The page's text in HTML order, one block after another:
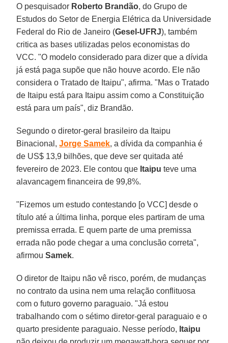
O pesquisador Roberto Brandão, do Grupo de
Estudos do Setor de Energia Elétrica da Universidade
Federal do Rio de Janeiro (Gesel-UFRJ), também
critica as bases utilizadas pelos economistas do
VCC. "O modelo considerado para dizer que a dívida
já está paga supõe que não houve acordo. Ele não
considera o Tratado de Itaipu", afirma. "Mas o Tratado
de Itaipu está para Itaipu assim como a Constituição
está para um país", diz Brandão.
Segundo o diretor-geral brasileiro da Itaipu
Binacional,Jorge Samek, a dívida da companhia é
de US$ 13,9 bilhões, que deve ser quitada até
fevereiro de 2023. Ele contou que Itaipu teve uma
alavancagem financeira de 99,8%.
"Fizemos um estudo contestando [o VCC] desde o
título até a última linha, porque eles partiram de uma
premissa errada. E quem parte de uma premissa
errada não pode chegar a uma conclusão correta",
afirmouSamek.
O diretor de Itaipu não vê risco, porém, de mudanças
no contrato da usina nem uma relação conflituosa
com o futuro governo paraguaio. "Já estou
trabalhando com o sétimo diretor-geral paraguaio e o
quarto presidente paraguaio. Nesse período, Itaipu